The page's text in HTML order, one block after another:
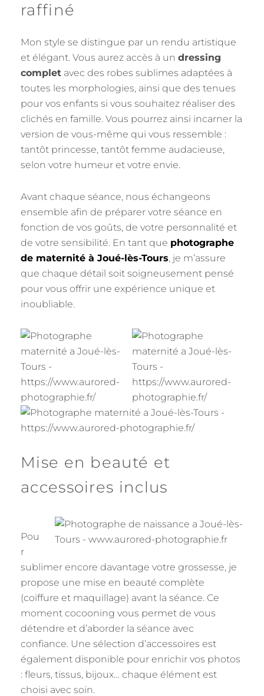
raffiné
Mon style se distingue par un rendu artistique
et élégant. Vous aurez accès à un dressing
complet avec des robes sublimes adaptées à
toutes les morphologies, ainsi que des tenues
pour vos enfants si vous souhaitez réaliser des
clichés en famille. Vous pourrez ainsi incarner la
version de vous-même qui vous ressemble :
tantôt princesse, tantôt femme audacieuse,
selon votre humeur et votre envie.
Avant chaque séance, nous échangeons
ensemble afin de préparer votre séance en
fonction de vos goûts, de votre personnalité et
de votre sensibilité. En tant que photographe
de maternité à Joué-lès-Tours, je m’assure
que chaque détail soit soigneusement pensé
pour vous offrir une expérience unique et
inoubliable.
Mise en beauté et
accessoires inclus
Pou
r
sublimer encore davantage votre grossesse, je
propose une mise en beauté complète
(coiffure et maquillage) avant la séance. Ce
moment cocooning vous permet de vous
détendre et d’aborder la séance avec
confiance. Une sélection d’accessoires est
également disponible pour enrichir vos photos
: fleurs, tissus, bijoux… chaque élément est
choisi avec soin.